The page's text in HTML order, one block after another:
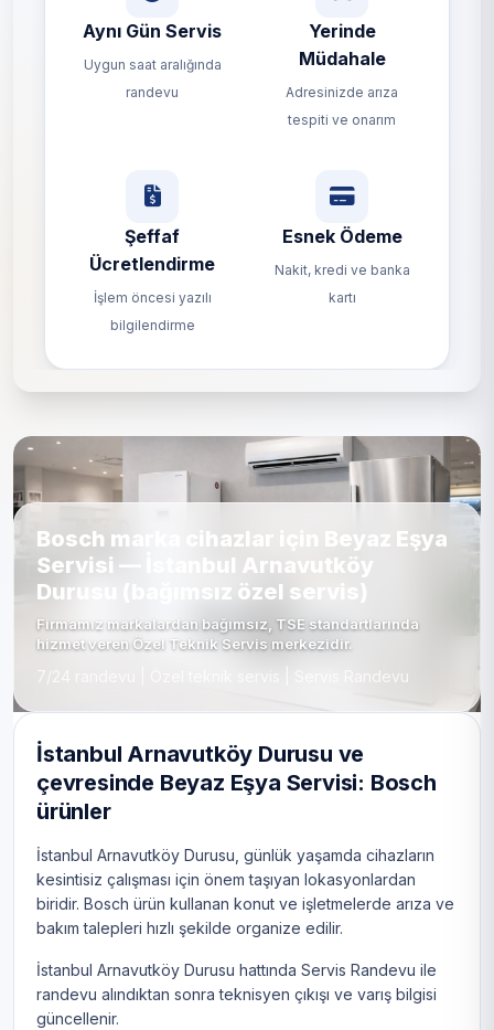
Aynı Gün Servis
Uygun saat aralığında
randevu
Yerinde
Müdahale
Adresinizde arıza
tespiti ve onarım
Şeffaf
Ücretlendirme
İşlem öncesi yazılı
bilgilendirme
Esnek Ödeme
Nakit, kredi ve banka
kartı
Bosch marka cihazlar için Beyaz Eşya
Servisi — İstanbul Arnavutköy
Durusu (bağımsız özel servis)
Firmamız markalardan bağımsız, TSE standartlarında
hizmet veren Özel Teknik Servis merkezidir.
7/24 randevu | Özel teknik servis | Servis Randevu
İstanbul Arnavutköy Durusu ve
çevresinde Beyaz Eşya Servisi: Bosch
ürünler
İstanbul Arnavutköy Durusu, günlük yaşamda cihazların
kesintisiz çalışması için önem taşıyan lokasyonlardan
biridir. Bosch ürün kullanan konut ve işletmelerde arıza ve
bakım talepleri hızlı şekilde organize edilir.
İstanbul Arnavutköy Durusu hattında Servis Randevu ile
randevu alındıktan sonra teknisyen çıkışı ve varış bilgisi
güncellenir.